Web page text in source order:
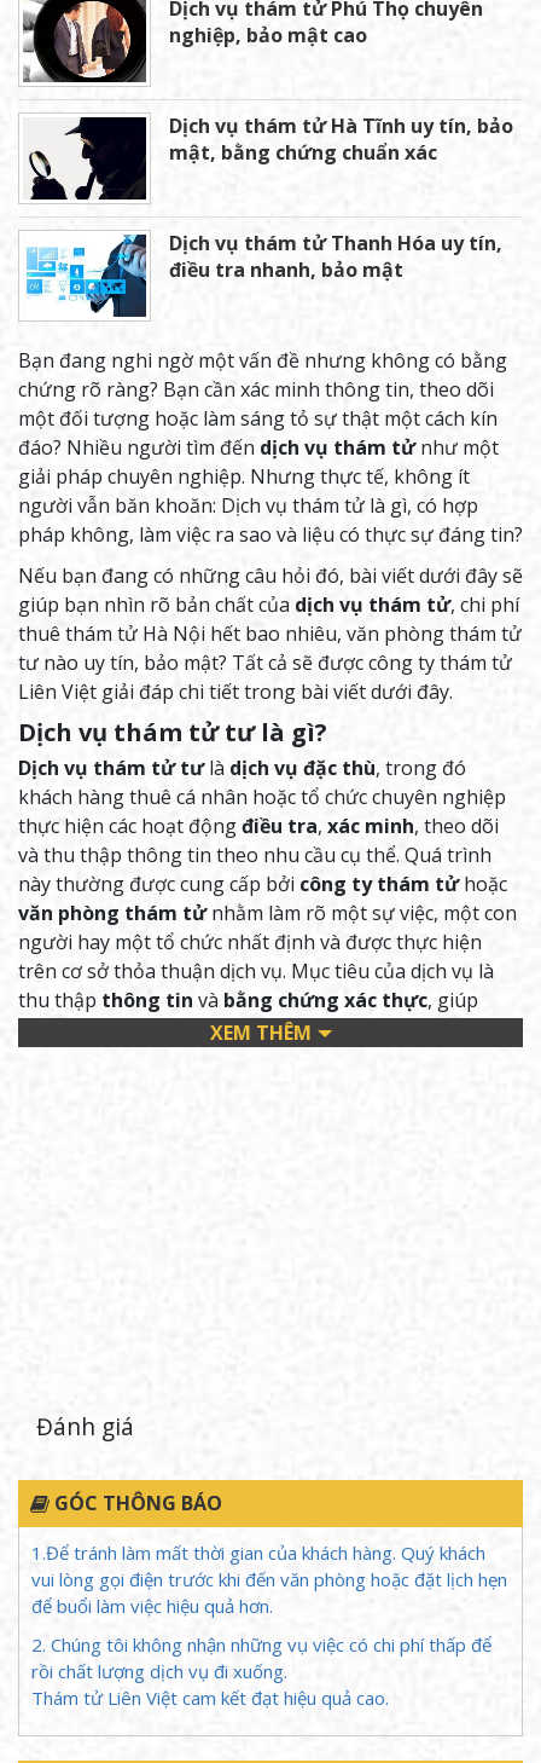
Dịch vụ thám tử Phú Thọ chuyên
nghiệp, bảo mật cao
Dịch vụ thám tử Hà Tĩnh uy tín, bảo
mật, bằng chứng chuẩn xác
Dịch vụ thám tử Thanh Hóa uy tín,
điều tra nhanh, bảo mật
Bạn đang nghi ngờ một vấn đề nhưng không có bằng
chứng rõ ràng? Bạn cần xác minh thông tin, theo dõi
một đối tượng hoặc làm sáng tỏ sự thật một cách kín
đáo? Nhiều người tìm đến dịch vụ thám tửnhư một
giải pháp chuyên nghiệp. Nhưng thực tế, không ít
người vẫn băn khoăn: Dịch vụ thám tử là gì, có hợp
pháp không, làm việc ra sao và liệu có thực sự đáng tin?
Nếu bạn đang có những câu hỏi đó, bài viết dưới đây sẽ
giúp bạn nhìn rõ bản chất của dịch vụ thám tử, chi phí
thuê thám tử Hà Nội hết bao nhiêu, văn phòng thám tử
tư nào uy tín, bảo mật? Tất cả sẽ được công ty thám tử
Liên Việt giải đáp chi tiết trong bài viết dưới đây.
Dịch vụ thám tử tư là gì?
Dịch vụ thám tử tưlà dịch vụ đặc thù, trong đó
khách hàng thuê cá nhân hoặc tổ chức chuyên nghiệp
thực hiện các hoạt độngđiều tra, xác minh, theo dõi
và thu thập thông tin theo nhu cầu cụ thể. Quá trình
này thường được cung cấp bởi công ty thám tửhoặc
văn phòng thám tửnhằm làm rõ một sự việc, một con
người hay một tổ chức nhất định và được thực hiện
trên cơ sở thỏa thuận dịch vụ. Mục tiêu của dịch vụ là
thu thập thông tin và bằng chứng xác thực, giúp
cơ sở khách quan
Dịch vụ thám tử tư thực hiện điều tra, xác minh, theo
dõi và thu thập thông tin theo yêu cầu
Khác với cáccơ quan điều tra công quyền(cảnh sát,
công an) giải quyết các vấn đề liên quan đến trật tự trị
an và luật pháp hình sự,thám tử tư
yếu trong các bối cảnh dân sự, hôn nhân gia đình và
thương mại, nơi khách hàng có nhu cầu xác minh hoặc
làm rõ thông tin phục vụ mục đích cá nhân hoặc hoạt
XEM THÊM
Đánh giá
GÓC THÔNG BÁO
1.Để tránh làm mất thời gian của khách hàng. Quý khách
vui lòng gọi điện trước khi đến văn phòng hoặc đặt lịch hẹn
để buổi làm việc hiệu quả hơn.
2. Chúng tôi không nhận những vụ việc có chi phí thấp để
rồi chất lượng dịch vụ đi xuống.
Thám tử Liên Việt cam kết đạt hiệu quả cao.